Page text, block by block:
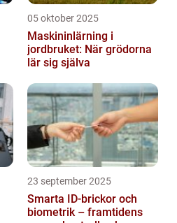
05 oktober 2025
Maskininlärning i
jordbruket: När grödorna
lär sig själva
23 september 2025
Smarta ID-brickor och
biometrik – framtidens